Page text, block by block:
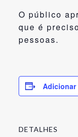
O público
que é
pessoas.
Adicionar
DETALHES